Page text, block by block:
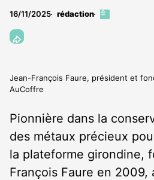
16/11/2025 rédaction
Cet
Jean-François Faure, président et
AuCoffre
Pionnière dans la
des métaux précieux
la plateforme girondine,
François Faure en 2009,